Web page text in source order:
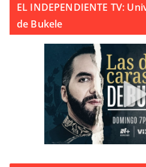
EL INDEPENDIENTE TV:
de Bukele